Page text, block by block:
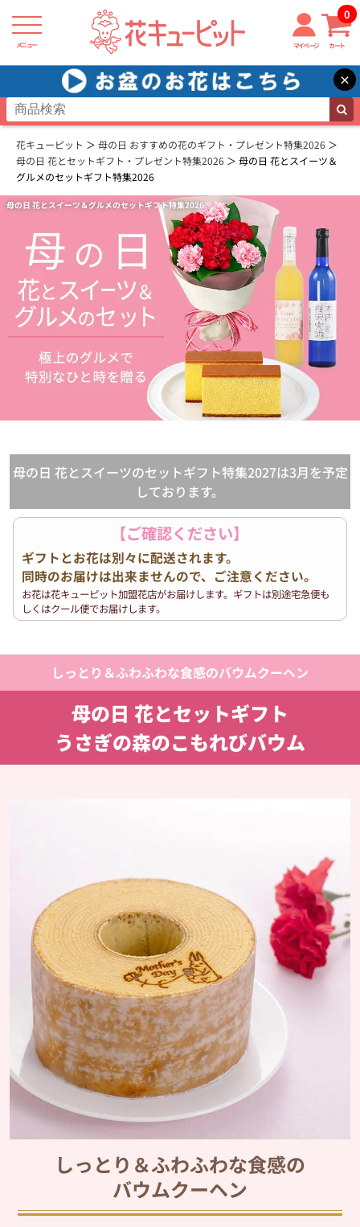
メニュー マイページ カート
0
×
花キューピット
母の日 おすすめの花のギフト・プレゼント特集2026
母の日 花とセットギフト・プレゼント特集2026
母の日 花とスイーツ＆
グルメのセットギフト特集2026
母の日 花とスイーツ＆グルメのセットギフト特集2026
母の日 花とスイーツのセットギフト特集2027は3月を予定
しております。
【ご確認ください】
ギフトとお花は別々に配送されます。
同時のお届けは出来ませんので、ご注意ください。
お花は花キューピット加盟花店がお届けします。ギフトは別途宅急便も
しくはクール便でお届けします。
しっとり＆ふわふわな食感のバウムクーヘン
母の日 花とセットギフト
うさぎの森のこもれびバウム
しっとり＆ふわふわな食感の
バウムクーヘン